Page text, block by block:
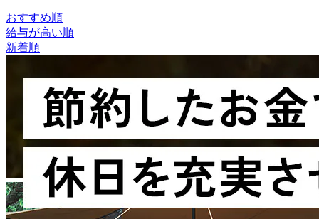
おすすめ順
給与が高い順
新着順